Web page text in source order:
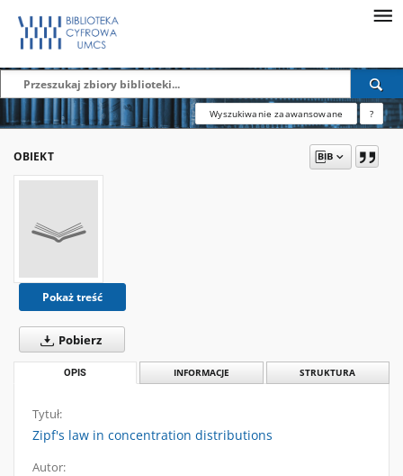
Wyszukiwanie zaawansowane ?
OBIEKT
Pokaż treść
Pobierz
OPIS INFORMACJE STRUKTURA
Tytuł:
Zipf's law in concentration distributions
Autor: